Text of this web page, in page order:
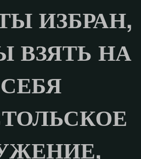
ИЗБРАН,
ВЗЯТЬ НА
СЕБЯ